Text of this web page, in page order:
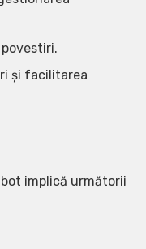
și facilitarea
implică următorii